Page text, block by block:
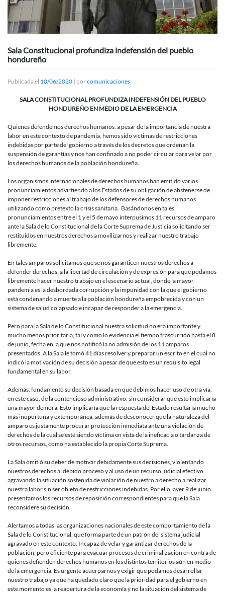
Sala Constitucional profundiza indefensión del pueblo
hondureño
Publicada el 10/06/2020 | porcomunicaciones
SALA CONSTITUCIONAL PROFUNDIZA INDEFENSIÓN DEL PUEBLO
HONDUREÑO EN MEDIO DE LA EMERGENCIA
Quienes defendemos derechos humanos, a pesar de la importancia de nuestra
labor en este contexto de pandemia, hemos sido víctimas de restricciones
indebidas por parte del gobierno a través de los decretos que ordenan la
suspensión de garantías y nos han confinado a no poder circular para velar por
los derechos humanos de la población hondureña.
Los organismos internacionales de derechos humanos han emitido varios
pronunciamientos advirtiendo a los Estados de su obligación de abstenerse de
imponer restricciones al trabajo de los defensores de derechos humanos
utilizando como pretexto la crisis sanitaria. Basándonos en tales
pronunciamientos entre el 1 y el 5 de mayo interpusimos 11 recursos de amparo
ante la Sala de lo Constitucional de la Corte Suprema de Justicia solicitando ser
restituidos en nuestros derechos a movilizarnos y realizar nuestro trabajo
libremente.
En tales amparos solicitamos que se nos garanticen nuestros derechos a
defender derechos, a la libertad de circulación y de expresión para que podamos
libremente hacer nuestro trabajo en el escenario actual, donde la mayor
pandemia es la desbordada corrupción y la impunidad con la que el gobierno
está condenando a muerte a la población hondureña empobrecida y con un
sistema de salud colapsado e incapaz de responder a la emergencia.
Pero para la Sala de lo Constitucional nuestra solicitud no era importante y
mucho menos prioritaria, tal y como lo evidencia el tiempo trascurrido hasta el 8
de junio, fecha en la que nos notificó la no admisión de los 11 amparos
presentados. A la Sala le tomó 41 días resolver y preparar un escrito en el cual no
indicó la motivación de su decisión a pesar de que esto es un requisito legal
fundamental en su labor.
Además, fundamentó su decisión basada en que debimos hacer uso de otra vía,
en este caso, de la contencioso administrativo, sin considerar que esto implicaría
una mayor demora. Esto implicaría que la respuesta del Estado resultaría mucho
más inoportuna y extemporánea, además de desconocer que la naturaleza del
amparo es justamente procurar protección inmediata ante una violación de
derechos de la cual se esté siendo víctima en vista de la ineficacia o tardanza de
otros recursos, como ha establecido la propia Corte Suprema.
La Sala omitió su deber de motivar debidamente sus decisiones, violentando
nuestros derechos al debido proceso y al uso de un recurso judicial efectivo
agravando la situación sostenida de violación de nuestro a derecho a realizar
nuestra labor sin ser objeto de restricciones indebidas. Por ello, ayer 9 de junio
presentamos los recursos de reposición correspondientes para que la Sala
reconsidere su decisión.
Alertamos a todas las organizaciones nacionales de este comportamiento de la
Sala de lo Constitucional, que forma parte de un patrón del sistema judicial
agravado en este contexto. Incapaz de velar y garantizar derechos de la
población, pero eficiente para evacuar procesos de criminalización en contra de
quienes defienden derechos humanos en los distintos territorios aún en medio
de la emergencia. Es urgente acuerparnos y exigir que podamos desarrollar
nuestro trabajo ya que ha quedado claro que la prioridad para el gobierno en
este momento es la reapertura de la economía y no la situación del sistema de